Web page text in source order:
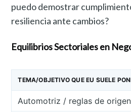
puedo demostrar
resiliencia ante cambios?
Equilibrios Sectoriales en
TEMA/OBJETIVO QUE EU SUELE
Automotriz / reglas de origen